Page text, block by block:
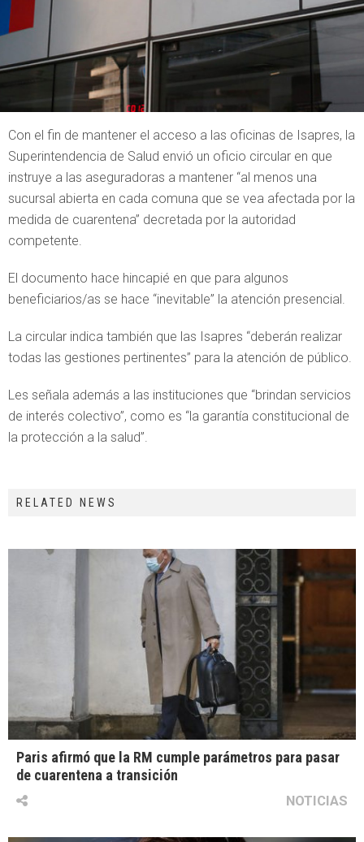
Con el fin de mantener el acceso a las oficinas de Isapres, la
Superintendencia de Salud envió un oficio circular en que
instruye a las aseguradoras a mantener “al menos una
sucursal abierta en cada comuna que se vea afectada por la
medida de cuarentena” decretada por la autoridad
competente.
El documento hace hincapié en que para algunos
beneficiarios/as se hace “inevitable” la atención presencial.
La circular indica también que las Isapres “deberán realizar
todas las gestiones pertinentes” para la atención de público.
Les señala además a las instituciones que “brindan servicios
de interés colectivo”, como es “la garantía constitucional de
la protección a la salud”.
RELATED NEWS
Paris afirmó que la RM cumple parámetros para pasar
de cuarentena a transición
NOTICIAS